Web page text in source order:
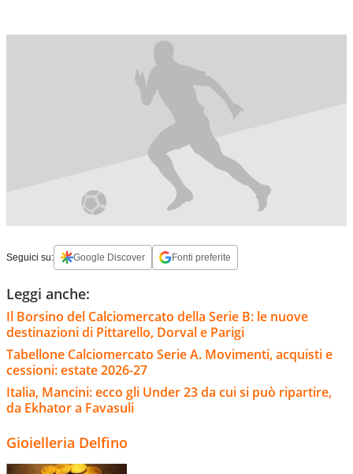
Seguici su: Google Discover Fonti preferite
Leggi anche:
Il Borsino del Calciomercato della Serie B: le nuove
destinazioni di Pittarello, Dorval e Parigi
Tabellone Calciomercato Serie A. Movimenti, acquisti e
cessioni: estate 2026-27
Italia, Mancini: ecco gli Under 23 da cui si può ripartire,
da Ekhator a Favasuli
Gioielleria Delfino